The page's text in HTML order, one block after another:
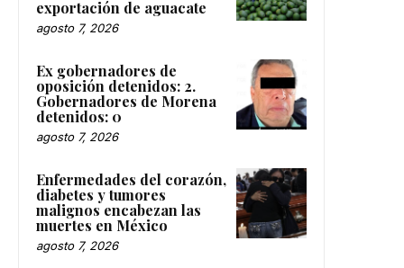
exportación de aguacate
agosto 7, 2026
Ex gobernadores de
oposición detenidos: 2.
Gobernadores de Morena
detenidos: 0
agosto 7, 2026
Enfermedades del corazón,
diabetes y tumores
malignos encabezan las
muertes en México
agosto 7, 2026